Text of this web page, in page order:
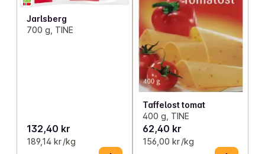
Jarlsberg
700 g, TINE
132,40 kr
189,14 kr /kg
Taffelost tomat
400 g, TINE
62,40 kr
156,00 kr /kg